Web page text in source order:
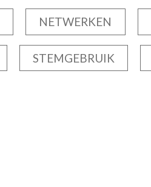
NETWERKEN
STEMGEBRUIK